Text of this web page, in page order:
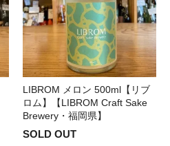
LIBROM メロン 500ml【リブ
ロム】【LIBROM Craft Sake
Brewery・福岡県】
SOLD OUT